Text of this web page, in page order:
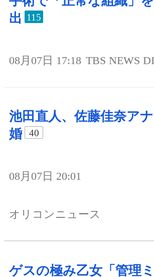
出
115
08月07日 17:18 TBS NEWS
池田直人、佐藤佳奈ア
婚
40
08月07日 20:01
オリコンニュース
ゲスの極み乙女「管理ミ